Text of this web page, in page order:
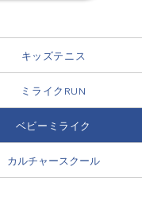
キッズテニス
ミライクRUN
ベビーミライク
カルチャースクール